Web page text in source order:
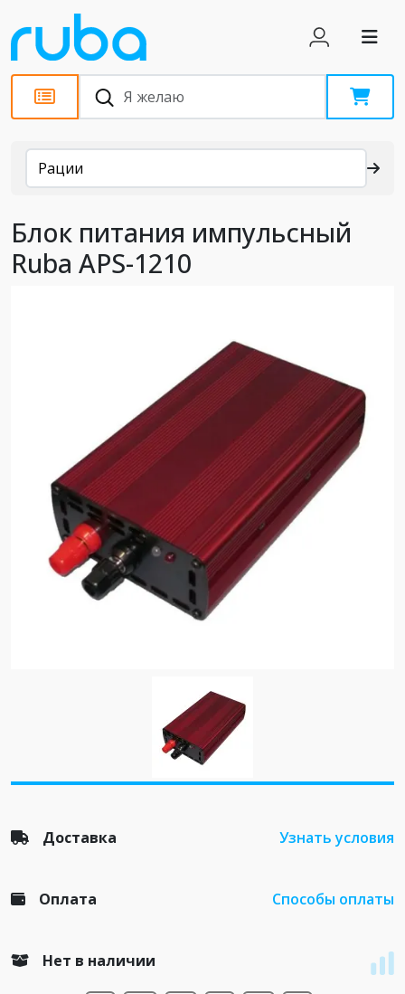
Каталог
Рации
Блок питания импульсный
Ruba APS-1210
Доставка Узнать условия
Оплата Способы оплаты
Нет в наличии